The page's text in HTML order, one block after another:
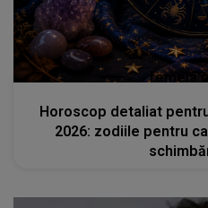
Horoscop detaliat
2026: zodiile pentru